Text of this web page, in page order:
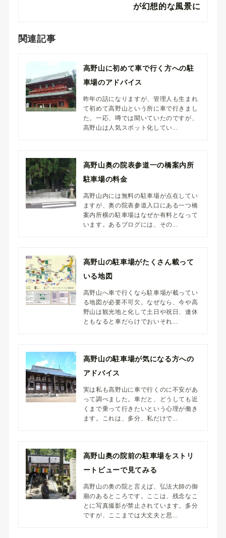
が幻想的な風景に
関連記事
高野山に初めて車で行く方への駐
車場のアドバイス
昨年の話になりますが、管理人も生まれ
て初めて高野山という所に車で行きまし
た。一応、噂では聞いていたのですが、
高野山は人気スポット化してい...
高野山奥の院表参道一の橋案内所
駐車場の料金
高野山内には無料の駐車場が点在してい
ますが、奥の院表参道入口にある一つ橋
案内所横の駐車場はなぜか有料となって
います。あるブログには、その...
高野山の駐車場がたくさん載って
いる地図
高野山へ車で行くなら駐車場が載ってい
る地図が必要不可欠。なぜなら、今や高
野山は観光地と化して土日や祝日、連休
ともなると車だらけでおいそれ...
高野山の駐車場が気になる方への
アドバイス
実は私も高野山に車で行くのに不安があ
って調べました。車だと、どうしても近
くまで乗って行きたいという心理が働き
ます。これは、多分、私だけで...
高野山奥の院前の駐車場をストリ
ートビューで見てみる
高野山の奥の院と言えば、弘法大師の御
廟のあるところです。ここは、残念なこ
とに写真撮影が禁止されています。多分
ですが、ここまでは大丈夫と思...